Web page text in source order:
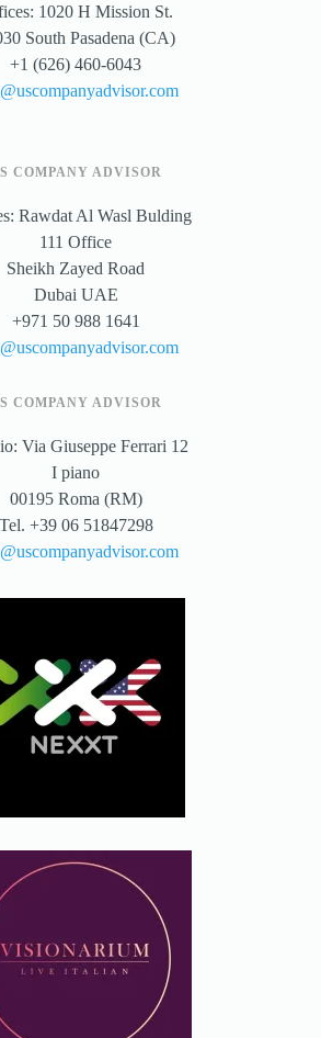
1020 H Mission St.
South Pasadena (CA)
+1 (626) 460-6043
COMPANY ADVISOR
Rawdat Al Wasl Bulding
111 Office
Sheikh Zayed Road
Dubai UAE
+971 50 988 1641
COMPANY ADVISOR
Via Giuseppe Ferrari 12
I piano
00195 Roma (RM)
Tel. +39 06 51847298